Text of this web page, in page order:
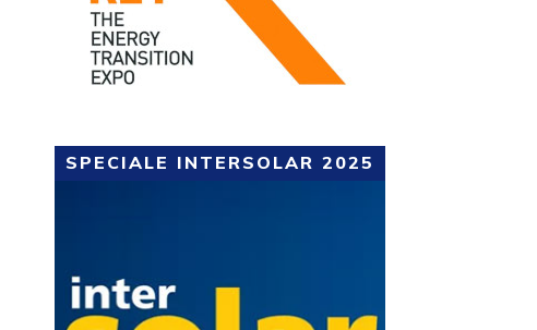
SPECIALE INTERSOLAR 2025